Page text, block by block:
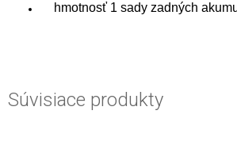
hmotnosť 1 sady zadných
Súvisiace produkty